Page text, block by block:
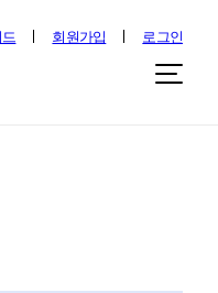
회원가입 로그인